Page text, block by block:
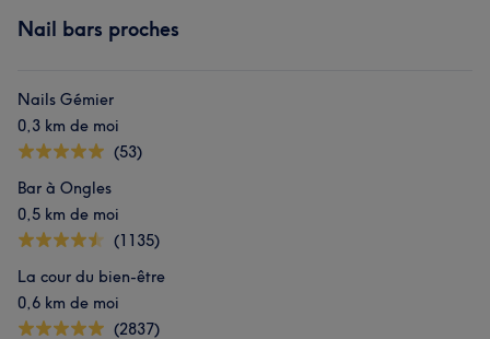
Nail bars proches
Nails Gémier
0,3 km de moi
(53)
Bar à Ongles
0,5 km de moi
(1135)
La cour du bien-être
0,6 km de moi
(2837)